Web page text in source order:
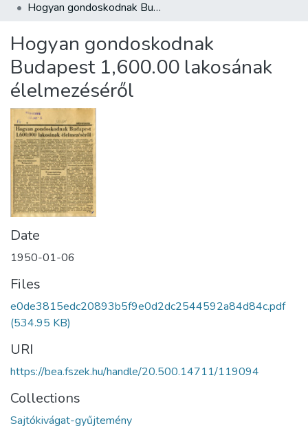
About us
Hogyan gondoskodnak Budapest 1,600.00 lakosának élelmezéséről
Hogyan gondoskodnak
Budapest 1,600.00 lakosának
élelmezéséről
Date
1950-01-06
Files
e0de3815edc20893b5f9e0d2dc2544592a84d84c.pdf
(534.95 KB)
URI
https://bea.fszek.hu/handle/20.500.14711/119094
Collections
Sajtókivágat-gyűjtemény